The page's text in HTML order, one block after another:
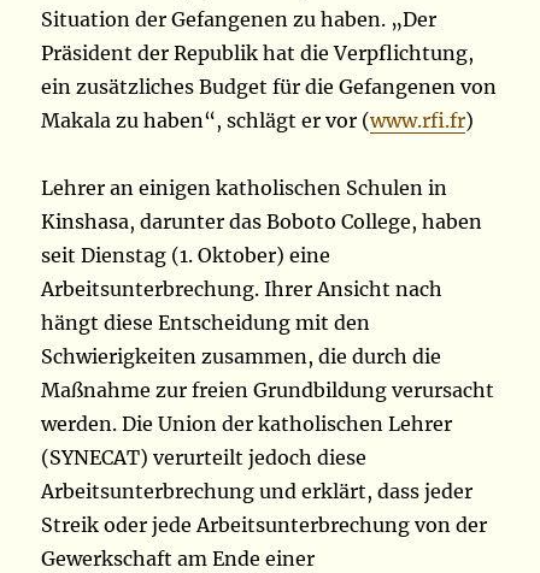
Situation der Gefangenen zu haben. „Der
Präsident der Republik hat die Verpflichtung,
ein zusätzliches Budget für die Gefangenen von
Makala zu haben“, schlägt er vor (www.rfi.fr)
Lehrer an einigen katholischen Schulen in
Kinshasa, darunter das Boboto College, haben
seit Dienstag (1. Oktober) eine
Arbeitsunterbrechung. Ihrer Ansicht nach
hängt diese Entscheidung mit den
Schwierigkeiten zusammen, die durch die
Maßnahme zur freien Grundbildung verursacht
werden. Die Union der katholischen Lehrer
(SYNECAT) verurteilt jedoch diese
Arbeitsunterbrechung und erklärt, dass jeder
Streik oder jede Arbeitsunterbrechung von der
Gewerkschaft am Ende einer